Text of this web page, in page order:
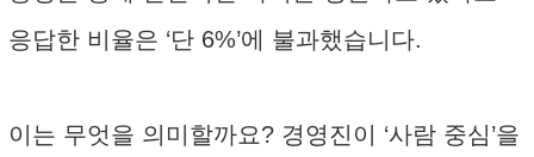
응답한 비율은 ‘단 6%’에 불과했습니다.
이는 무엇을 의미할까요? 경영진이 ‘사람 중심’을